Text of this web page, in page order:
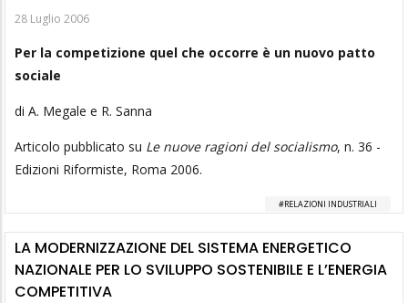
28 Luglio 2006
Per la competizione quel che occorre è un nuovo patto
sociale
di A. Megale e R. Sanna
Articolo pubblicato su Le nuove ragioni del socialismo, n. 36 -
Edizioni Riformiste, Roma 2006.
RELAZIONI INDUSTRIALI
LA MODERNIZZAZIONE DEL SISTEMA ENERGETICO
NAZIONALE PER LO SVILUPPO SOSTENIBILE E L’ENERGIA
COMPETITIVA